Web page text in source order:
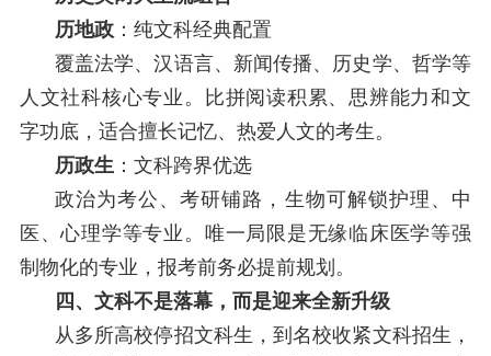
历地政：纯文科经典配置
覆盖法学、汉语言、新闻传播、历史学、哲学等
人文社科核心专业。比拼阅读积累、思辨能力和文
字功底，适合擅长记忆、热爱人文的考生。
历政生 ：文科跨界优选
政治为考公、考研铺路，生物可解锁护理、中
医、心理学等专业。唯一局限是无缘临床医学等强
制物化的专业，报考前务必提前规划。
四、文科不是落幕，而是迎来全新升级
从多所高校停招文科生，到名校收紧文科招生，